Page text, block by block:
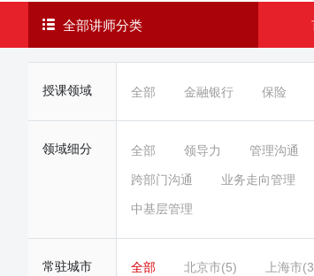
全部讲师分类
授课领域 全部 金融银行 保险
领域细分 全部 领导力 管理沟通
跨部门沟通 业务走向管理
中基层管理
常驻城市 全部 北京市(5) 上海市